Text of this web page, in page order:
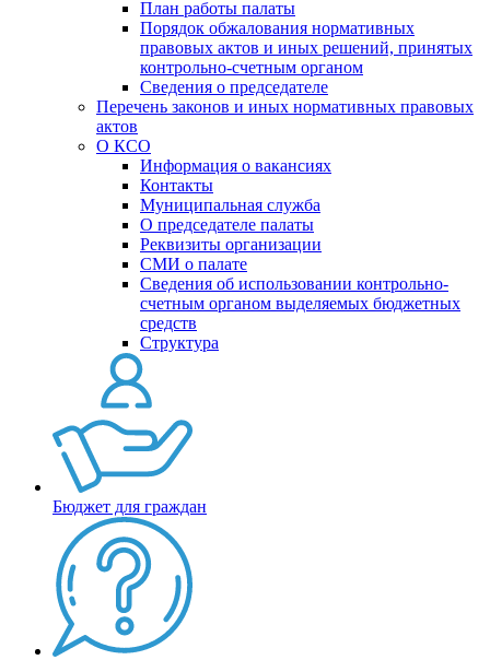
План работы палаты
Порядок обжалования нормативных
правовых актов и иных решений, принятых
контрольно-счетным органом
Сведения о председателе
Перечень законов и иных нормативных правовых
актов
О КСО
Информация о вакансиях
Контакты
Муниципальная служба
О председателе палаты
Реквизиты организации
СМИ о палате
Сведения об использовании контрольно-
счетным органом выделяемых бюджетных
средств
Структура
Бюджет для граждан